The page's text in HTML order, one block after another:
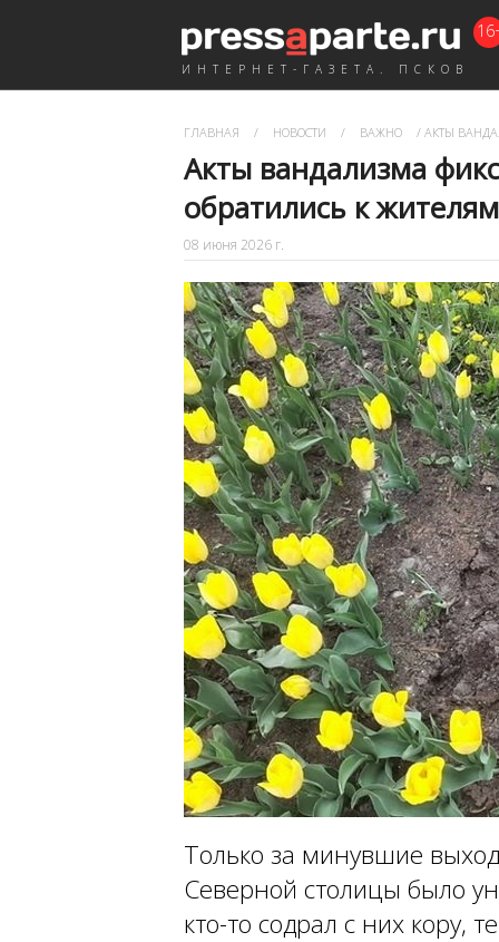
ИНТЕРНЕТ-ГАЗЕТА. ПСКОВ
ГЛАВНАЯ / НОВОСТИ / ВАЖНО / АКТЫ
Акты вандализма
обратились к жителям
08 июня 2026 г.
Только за минувшие
Северной столицы было
кто-то содрал с них кору,